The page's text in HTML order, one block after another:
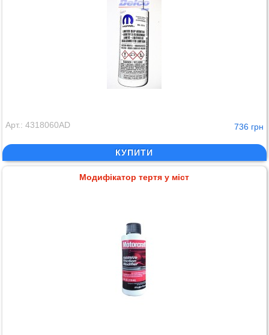
Арт.: 4318060AD 736 грн
КУПИТИ
Модифікатор тертя у міст